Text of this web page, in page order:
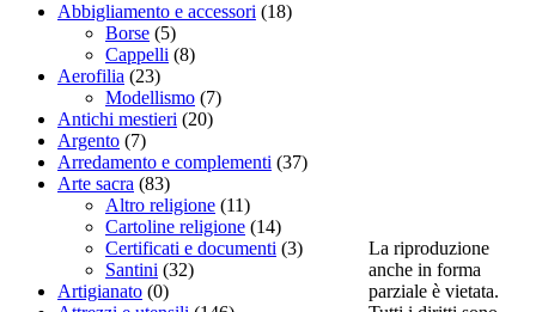
Abbigliamento e accessori (18)
Borse (5)
Cappelli (8)
Aerofilia (23)
Modellismo (7)
Antichi mestieri (20)
Argento (7)
Arredamento e complementi (37)
Arte sacra (83)
Altro religione (11)
Cartoline religione (14)
Certificati e documenti (3)
Santini (32)
Artigianato (0)
La riproduzione
anche in forma
parziale è vietata.